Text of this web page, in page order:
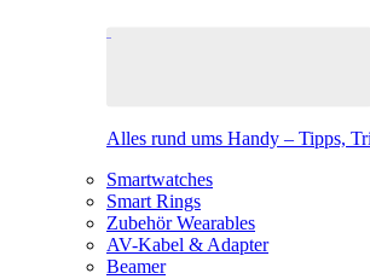
Alles rund ums Handy – Tipps,
Smartwatches
Smart Rings
Zubehör Wearables
AV-Kabel & Adapter
Beamer